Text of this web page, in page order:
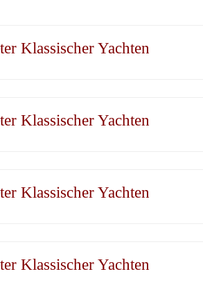
Klassischer Yachten
Klassischer Yachten
Klassischer Yachten
Klassischer Yachten